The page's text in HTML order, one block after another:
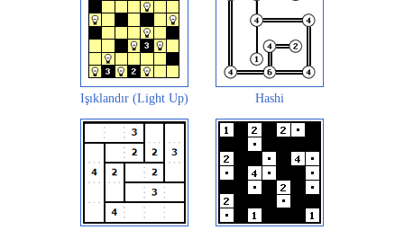
Işıklandır (Light Up) Hashi